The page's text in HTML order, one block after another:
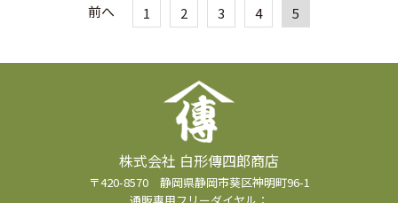
前へ 1 2 3 4 5
株式会社 白形傳四郎商店
〒420-8570 静岡県静岡市葵区神明町96-1